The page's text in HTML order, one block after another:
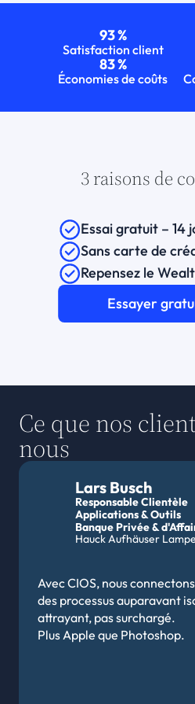
93 %
Satisfaction client
83 %
Économies de coûts
3 raisons de
Essai gratuit – 14
Sans carte de
Repensez le
Essayer
Ce que nos
nous
Lars Busch
Responsable Clientèle
Applications & Outils
Banque Privée &
Hauck Aufhäuser Lampe
Avec CIOS, nous
des processus auparavant
attrayant, pas surchargé.
Plus Apple que Photoshop.